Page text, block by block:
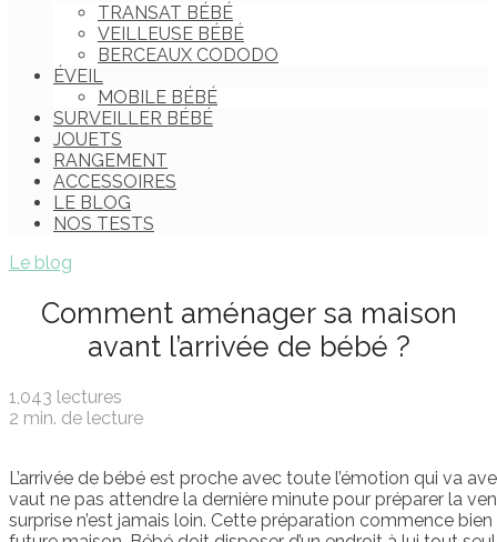
TRANSAT BÉBÉ
VEILLEUSE BÉBÉ
BERCEAUX CODODO
ÉVEIL
MOBILE BÉBÉ
SURVEILLER BÉBÉ
JOUETS
RANGEMENT
ACCESSOIRES
LE BLOG
NOS TESTS
Le blog
Comment aménager sa maison
avant l’arrivée de bébé ?
1,043 lectures
2 min. de lecture
L’arrivée de bébé est proche avec toute l’émotion qui va
vaut ne pas attendre la dernière minute pour préparer la
surprise n’est jamais loin. Cette préparation commence